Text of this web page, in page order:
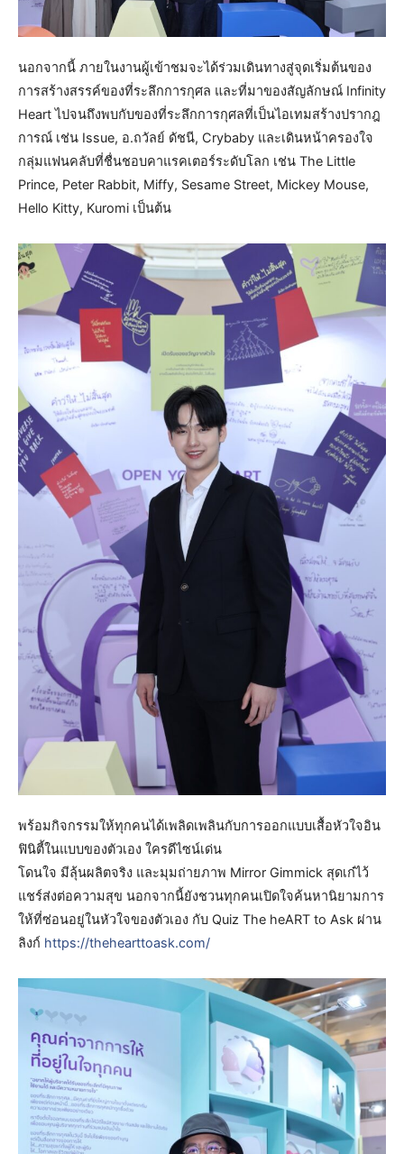
นอกจากนี้ ภายในงานผู้เข้าชมจะได้ร่วมเดินทางสู่จุดเริ่มต้นของ
การสร้างสรรค์ของที่ระลึกการกุศล และที่มาของสัญลักษณ์ Infinity
Heart ไปจนถึงพบกับของที่ระลึกการกุศลที่เป็นไอเทมสร้างปรากฎ
การณ์ เช่น Issue, อ.ถวัลย์ ดัชนี, Crybaby และเดินหน้าครองใจ
กลุ่มแฟนคลับที่ชื่นชอบคาแรคเตอร์ระดับโลก เช่น The Little
Prince, Peter Rabbit, Miffy, Sesame Street, Mickey Mouse,
Hello Kitty, Kuromi เป็นต้น
พร้อมกิจกรรมให้ทุกคนได้เพลิดเพลินกับการออกแบบเสื้อหัวใจอิน
ฟินิตี้ในแบบของตัวเอง ใครดีไซน์เด่น
โดนใจ มีลุ้นผลิตจริง และมุมถ่ายภาพ Mirror Gimmick สุดเก๋ไว้
แชร์ส่งต่อความสุข นอกจากนี้ยังชวนทุกคนเปิดใจค้นหานิยามการ
ให้ที่ซ่อนอยู่ในหัวใจของตัวเอง กับ Quiz The heART to Ask ผ่าน
ลิงก์ https://thehearttoask.com/